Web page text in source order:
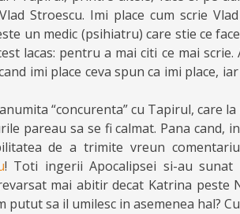
Stroescu. Imi place cum scrie
un medic (psihiatru) care stie ce
lacas: pentru a mai citi ce mai
imi place ceva spun ca imi place,
“concurenta” cu Tapirul, care
pareau sa se fi calmat. Pana cand,
de a trimite vreun
! Toti ingerii Apocalipsei si-au
mai abitir decat Katrina peste
putut sa il umilesc in asemenea hal?